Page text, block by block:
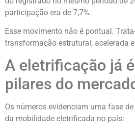
participação era de 7,7%.
Esse movimento não é pontual.
transformação estrutural, acelerada
A eletrificação já
pilares do
Os números evidenciam uma fase
da mobilidade eletrificada no país: